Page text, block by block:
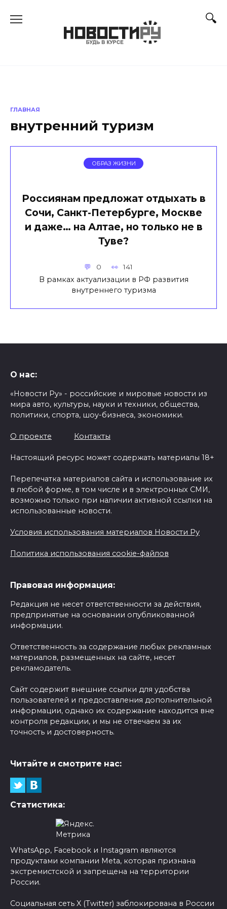
ГЛАВНАЯ
внутренний туризм
ОБРАЗ ЖИЗНИ
Россиянам предложат отдыхать в
Сочи, Санкт-Петербурге, Москве
и даже… на Алтае, но только не в
Туве?
0 141
В рамках актуализации в РФ развития
внутреннего туризма
О нас:
«Новости Ру» - российские и мировые новости из
мира авто, культуры, науки и техники, общества,
политики, спорта, шоу-бизнеса, экономики.
О проекте Контакты
Настоящий ресурс может содержать материалы 18+
Перепечатка материалов сайта и использование их
в любой форме, в том числе и в электронных СМИ,
возможно только при наличии активной ссылки на
использованные новости.
Условия использования материалов Новости Ру
Политика использования cookie-файлов
Правовая информация:
Редакция не несет ответственности за действия,
предпринятые на основании опубликованной
информации.
Ответственность за содержание любых рекламных
материалов, размещенных на сайте, несет
рекламодатель.
Сайт содержит внешние ссылки для удобства
пользователей и предоставления дополнительной
информации, однако их содержание находится вне
контроля редакции, и мы не отвечаем за их
точность и достоверность.
Читайте и смотрите нас:
Статистика:
WhatsApp, Facebook и Instagram являются
продуктами компании Meta, которая признана
экстремистской и запрещена на территории
России.
Социальная сеть X (Twitter) заблокирована в России